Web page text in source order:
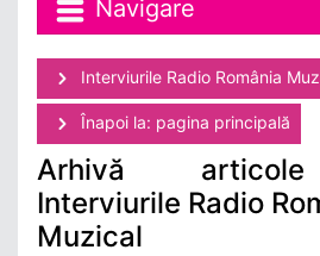
Navigare
Interviurile Radio România
Înapoi la: pagina principală
Arhivă
Interviurile Radio
Muzical